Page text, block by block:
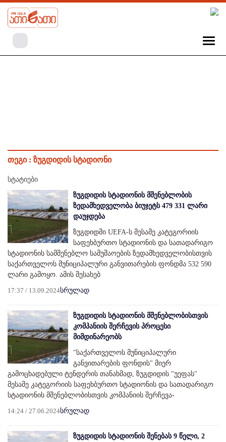
თეგი : ზუგდიდის სტადიონი
სტატიები
ზუგდიდის სტადიონის მშენებლობის
ზედამხედველობა ბიუჯეტს 479 331 ლარი
დაუჯდება
ზუგდიდში UEFA-ს მესამე კატეგორიის
საფეხბურთო სტადიონის და სათადარიგო
სტადიონის სამშენებლო სამუშაოების ზედამხედველობისთვის
საქართველოს მუნიციპალური განვითარების ფონდმა 532 590
ლარი გამოყო. ამის შესახებ
17:37 / 13.09.2024სრულად
ზუგდიდის სტადიონის მშენებლობისთვის
კომპანიის შერჩევის პროცესი
მიმდინარეობს
"საქართველოს მუნიციპალური
განვითარების ფონდის" მიერ
გამოცხადებული ტენდერის თანახმად, ზუგდიდის "უეფას"
მესამე კატეგორიის საფეხბურთო სტადიონის და სათადარიგო
სტადიონის მშენებლობისთვის კომპანიის შერჩევა-
14:24 / 27.06.2024სრულად
ზუგდიდის სტადიონის შენებას 9 წელი, 2